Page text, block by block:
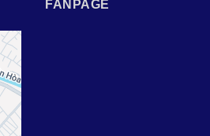
FANPAGE